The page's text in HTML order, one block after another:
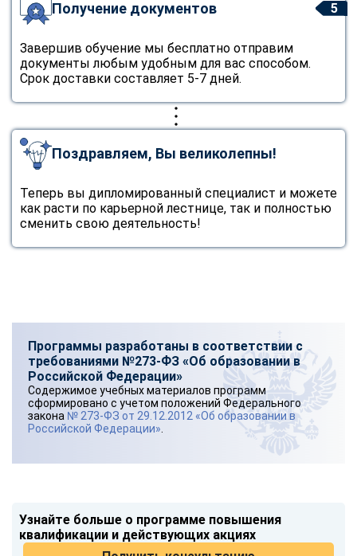
5
Получение документов
Завершив обучение мы бесплатно отправим
документы любым удобным для вас способом.
Срок доставки составляет 5-7 дней.
Поздравляем, Вы великолепны!
Теперь вы дипломированный специалист и можете
как расти по карьерной лестнице, так и полностью
сменить свою деятельность!
Программы разработаны в соответствии с
требованиями №273-ФЗ «Об образовании в
Российской Федерации»
Содержимое учебных материалов программ
сформировано с учетом положений Федерального
закона № 273-ФЗ от 29.12.2012 «Об образовании в
Российской Федерации»
Узнайте больше о программе повышения
квалификации и действующих акциях